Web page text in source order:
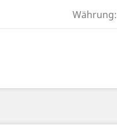
Währung: